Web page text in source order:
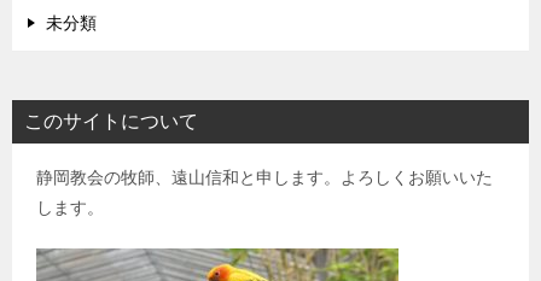
未分類
このサイトについて
静岡教会の牧師、遠山信和と申します。よろしくお願いいた
します。